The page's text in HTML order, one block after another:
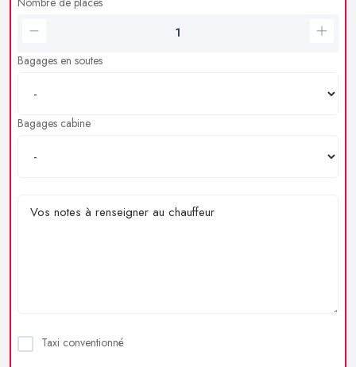
Bagages en soutes
Bagages cabine
Taxi conventionné